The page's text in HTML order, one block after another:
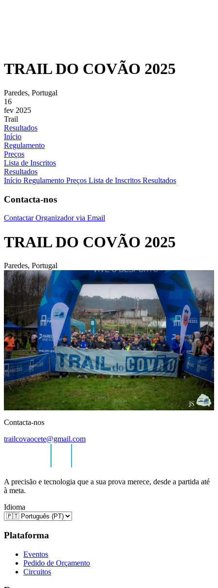
TRAIL DO COVÃO 2025
Paredes, Portugal
16
fev 2025
Trail
Resultados
Início
Regulamento
Preços
Lista de Inscritos
Resultados
Início Regulamento Preços Lista de Inscritos Resultados
Contacta-nos
Contactar Organizador via Email
TRAIL DO COVÃO 2025
Paredes, Portugal
Contacta-nos
trailcovaocete@gmail.com
A precisão e tecnologia que a sua prova merece, desde a partida até
à meta.
Idioma
Plataforma
Eventos
Pedido de Orçamento
Circuitos